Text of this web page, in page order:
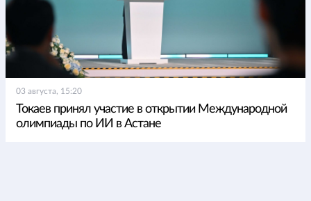
03 августа, 15:20
Токаев принял участие в открытии Международной
олимпиады по ИИ в Астане